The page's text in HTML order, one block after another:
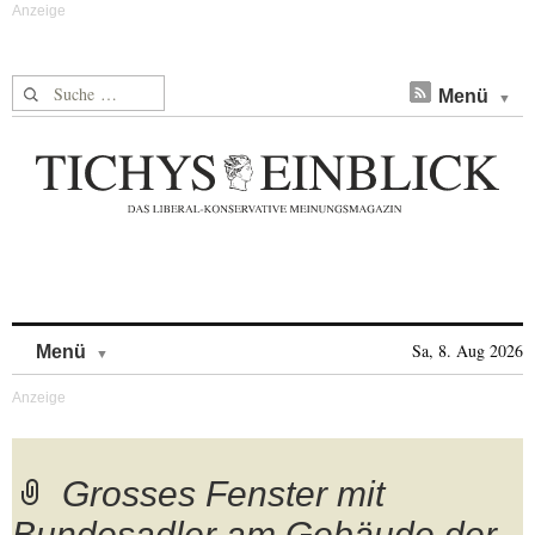
Suche nach: Menü
Menü Sa, 8. Aug 2026
Grosses Fenster mit